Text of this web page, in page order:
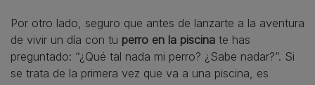
Por otro lado, seguro que antes de lanzarte a la aventura
de vivir un día con tu perro en la piscina te has
preguntado: “¿Qué tal nada mi perro? ¿Sabe nadar?”. Si
se trata de la primera vez que va a una piscina, es